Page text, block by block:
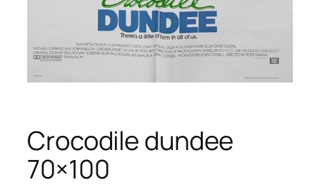
Crocodile dundee
70×100